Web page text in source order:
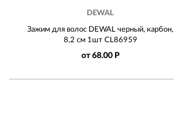
DEWAL
Зажим для волос DEWAL черный, карбон,
8,2 см 1шт CL86959
от 68.00 Р